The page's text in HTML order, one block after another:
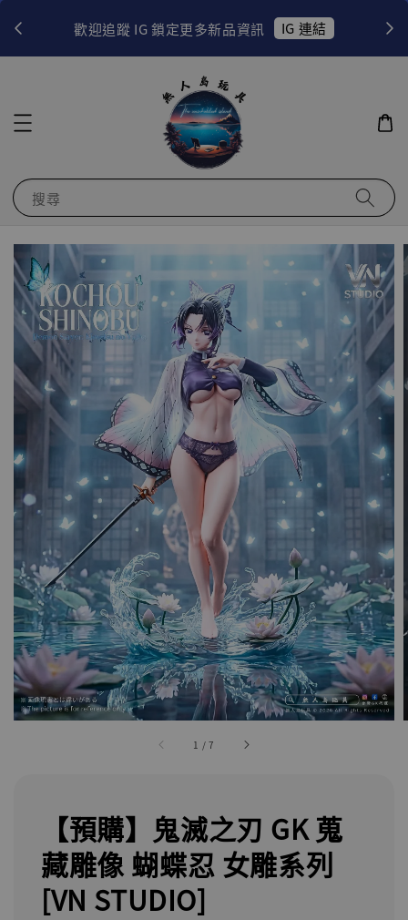
歡迎追蹤 IG 鎖定更多新品資訊 IG 連結
搜尋
1 /7
【預購】鬼滅之刃 GK 蒐
藏雕像 蝴蝶忍 女雕系列
[VN STUDIO]